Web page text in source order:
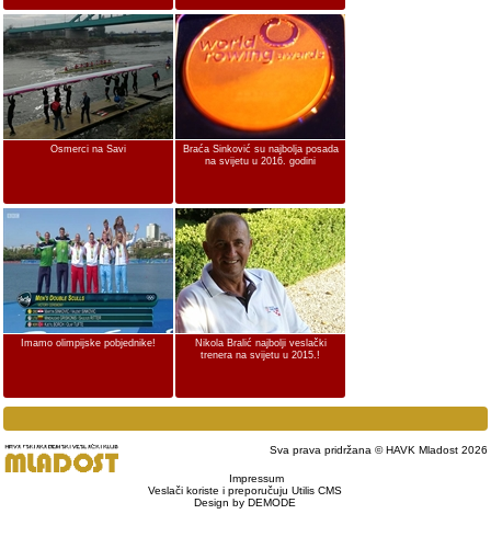
Osmerci na Savi
Braća Sinković su najbolja posada
na svijetu u 2016. godini
Imamo olimpijske pobjednike!
Nikola Bralić najbolji veslački
trenera na svijetu u 2015.!
Sva prava pridržana © HAVK Mladost 2026
Impressum
Veslači koriste i preporučuju Utilis CMS
Design by DEMODE